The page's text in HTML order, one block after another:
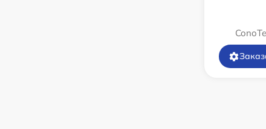
Восстановление после попадания